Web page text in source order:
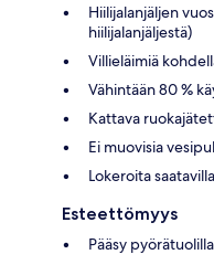
Hiilijalanjäljen
hiilijalanjäljestä)
Villieläimiä
Vähintään 80 %
Kattava
Ei muovisia
Lokeroita saatavilla
Esteettömyys
Pääsy pyörätuolilla